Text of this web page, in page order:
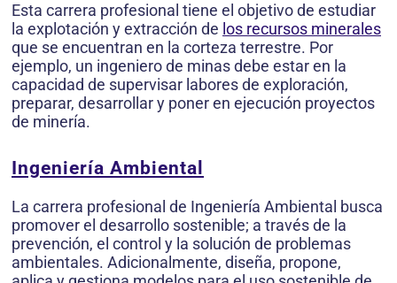
Esta carrera profesional tiene el objetivo de estudiar
la explotación y extracción de los recursos minerales
que se encuentran en la corteza terrestre. Por
ejemplo, un ingeniero de minas debe estar en la
capacidad de supervisar labores de exploración,
preparar, desarrollar y poner en ejecución proyectos
de minería.
Ingeniería Ambiental
La carrera profesional de Ingeniería Ambiental busca
promover el desarrollo sostenible; a través de la
prevención, el control y la solución de problemas
ambientales. Adicionalmente, diseña, propone,